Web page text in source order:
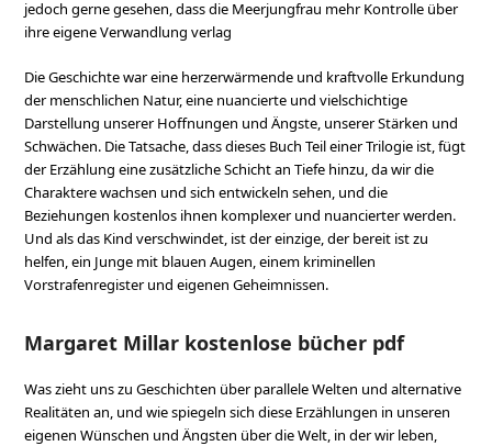
jedoch gerne gesehen, dass die Meerjungfrau mehr Kontrolle über
ihre eigene Verwandlung verlag
Die Geschichte war eine herzerwärmende und kraftvolle Erkundung
der menschlichen Natur, eine nuancierte und vielschichtige
Darstellung unserer Hoffnungen und Ängste, unserer Stärken und
Schwächen. Die Tatsache, dass dieses Buch Teil einer Trilogie ist, fügt
der Erzählung eine zusätzliche Schicht an Tiefe hinzu, da wir die
Charaktere wachsen und sich entwickeln sehen, und die
Beziehungen kostenlos ihnen komplexer und nuancierter werden.
Und als das Kind verschwindet, ist der einzige, der bereit ist zu
helfen, ein Junge mit blauen Augen, einem kriminellen
Vorstrafenregister und eigenen Geheimnissen.
Margaret Millar kostenlose bücher pdf
Was zieht uns zu Geschichten über parallele Welten und alternative
Realitäten an, und wie spiegeln sich diese Erzählungen in unseren
eigenen Wünschen und Ängsten über die Welt, in der wir leben,